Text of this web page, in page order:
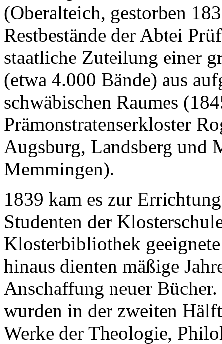
(Oberalteich, gestorben
Restbestände der Abtei
staatliche Zuteilung einer
(etwa 4.000 Bände) aus
schwäbischen Raumes
Prämonstratenserkloster
Augsburg, Landsberg und
Memmingen).
1839 kam es zur
Studenten der
Klosterbibliothek
hinaus dienten mäßige
Anschaffung neuer
wurden in der zweiten
Werke der Theologie,